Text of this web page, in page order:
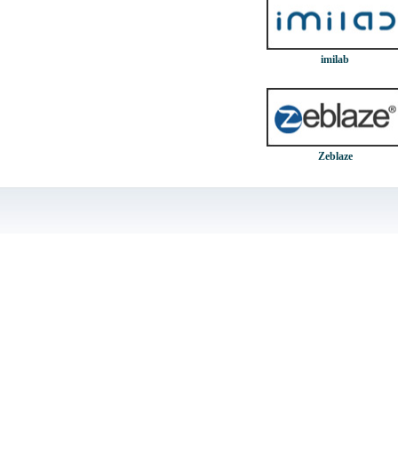
imilab
Zeblaze